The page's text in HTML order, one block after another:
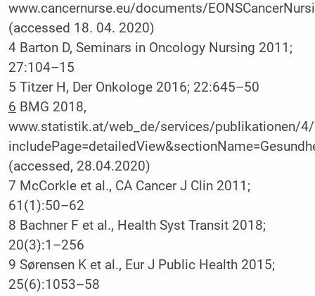
www.cancernurse.eu/documents/
(accessed 18. 04. 2020)
4 Barton D, Seminars in Oncology Nursing 2011;
27:104–15
5 Titzer H, Der Onkologe 2016; 22:645–50
6 BMG 2018,
www.statistik.at/web_de/services/publikationen/
(accessed, 28.04.2020)
7 McCorkle et al., CA Cancer J Clin 2011;
61(1):50–62
8 Bachner F et al., Health Syst Transit 2018;
20(3):1–256
9 Sørensen K et al., Eur J Public Health 2015;
25(6):1053–58